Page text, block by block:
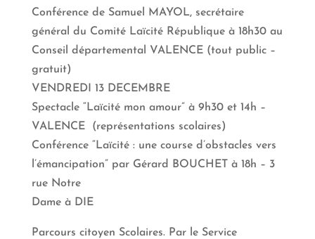
Conférence de Samuel MAYOL, secrétaire
général du Comité Laïcité République à 18h30 au
Conseil départemental VALENCE (tout public –
gratuit)
VENDREDI 13 DECEMBRE
Spectacle “Laïcité mon amour” à 9h30 et 14h –
VALENCE (représentations scolaires)
Conférence “Laïcité : une course d’obstacles vers
l’émancipation” par Gérard BOUCHET à 18h – 3
rue Notre
Dame à DIE
Parcours citoyen Scolaires. Par le Service